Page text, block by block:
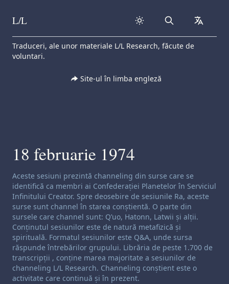
Skip to content
L/L Search
Traduceri, ale unor materiale L/L Research, făcute de
voluntari.
Site-ul în limba engleză
18 februarie 1974
Exonerare de responsabilitate privind canalizarea:
Aceste sesiuni prezintă channeling din surse care se
identifică ca membri ai Confederației Planetelor în Serviciul
Infinitului Creator. Spre deosebire de sesiunile Ra, aceste
surse sunt channel în starea conștientă. O parte din
sursele care channel sunt: Q’uo, Hatonn, Latwii și alții.
Conținutul sesiunilor este de natură metafizică și
spirituală. Formatul sesiunilor este Q&A, unde sursa
răspunde întrebărilor grupului. Librăria de peste 1.700 de
transcripții , conține marea majoritate a sesiunilor de
channeling L/L Research. Channeling conștient este o
activitate care continuă și în prezent.